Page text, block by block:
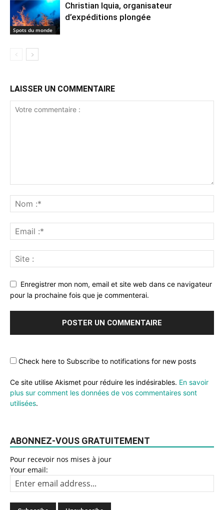
Spots du monde
Christian Iquia, organisateur
d’expéditions plongée
LAISSER UN COMMENTAIRE
Enregistrer mon nom, email et site web dans ce navigateur
pour la prochaine fois que je commenterai.
Check here to Subscribe to notifications for new posts
Ce site utilise Akismet pour réduire les indésirables. En savoir
plus sur comment les données de vos commentaires sont
utilisées.
ABONNEZ-VOUS GRATUITEMENT
Pour recevoir nos mises à jour
Your email: